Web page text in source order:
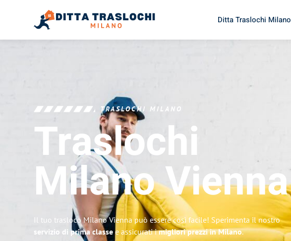
Ditta Traslochi Milano
TRASLOCHI MILANO
Traslochi
MilanoVienna
Il tuo trasloco Milano Vienna può essere così facile! Sperimenta il nostro
servizio di prima classee assicurati imigliori prezzi in Milano.